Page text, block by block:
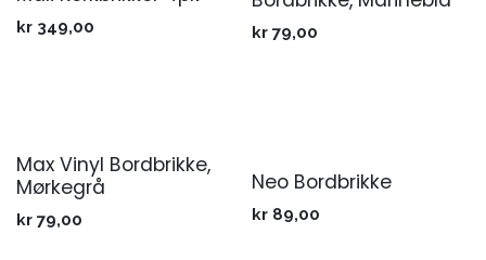
kr 349,00 kr 79,00
Max Vinyl Bordbrikke,
Mørkegrå
kr 79,00
Neo Bordbrikke
kr 89,00